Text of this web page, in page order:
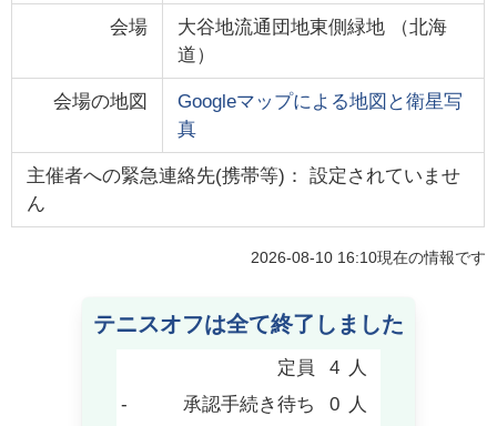
会場 大谷地流通団地東側緑地（北海
道）
会場の地図
Googleマップによる地図と衛星写
真
主催者への緊急連絡先(携帯等)： 設定されていませ
ん
2026-08-10 16:10現在の情報です
テニスオフは全て終了しました
定員 4 人
-
承認手続き待ち 0 人